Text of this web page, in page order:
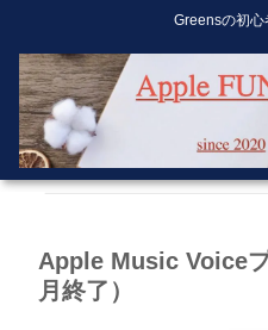
Greensの初心
Apple Music Voice
月終了）